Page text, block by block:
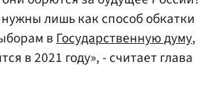
лишь как способ обкатки
вГосударственную думу,
в 2021 году», - считает глава